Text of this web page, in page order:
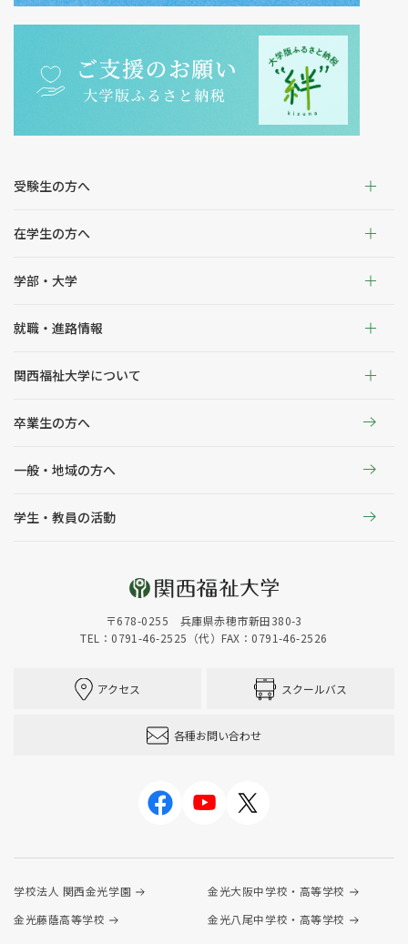
受験生の方へ
在学生の方へ
学部・大学
就職・進路情報
関西福祉大学について
卒業生の方へ
一般・地域の方へ
学生・教員の活動
〒678-0255 兵庫県赤穂市新田380-3
TEL：0791-46-2525（代）FAX：0791-46-2526
アクセス スクールバス
各種お問い合わせ
学校法人 関西金光学園
金光大阪中学校・高等学校
金光藤蔭高等学校
金光八尾中学校・高等学校